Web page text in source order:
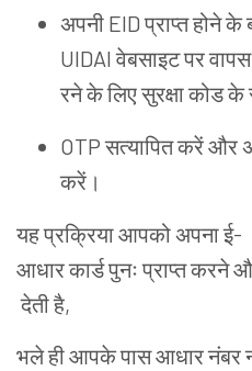
अपनी EIDप्राप्तहोनेके
UIDAIवेबसाइटपरवापस
रनेकेलिएसुरक्षाकोडके
OTPसत्यापितकरेंऔर
करें ।
यहप्रक्रियाआपकोअपनाई-
आधारकार्डपुनः प्राप्तकरने
देतीहै,
भलेहीआपकेपासआधारनंबर